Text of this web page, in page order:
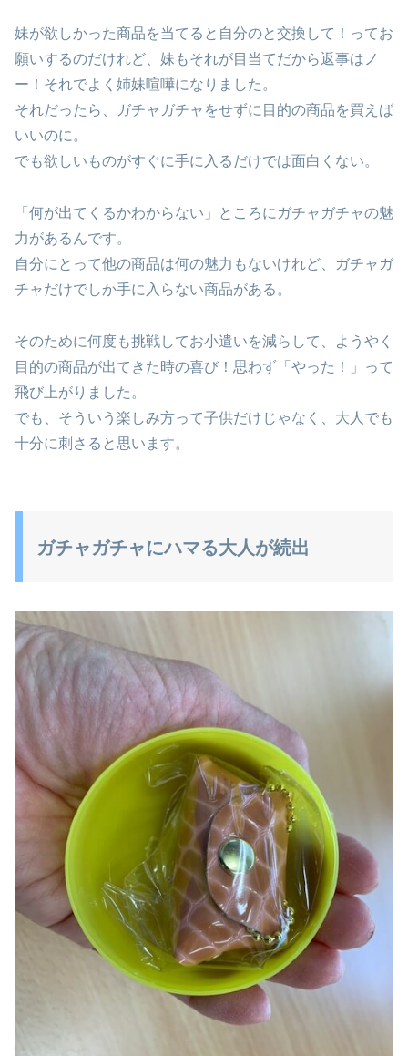
妹が欲しかった商品を当てると自分のと交換して！ってお
願いするのだけれど、妹もそれが目当てだから返事はノ
ー！それでよく姉妹喧嘩になりました。
それだったら、ガチャガチャをせずに目的の商品を買えば
いいのに。
でも欲しいものがすぐに手に入るだけでは面白くない。
「何が出てくるかわからない」ところにガチャガチャの魅
力があるんです。
自分にとって他の商品は何の魅力もないけれど、ガチャガ
チャだけでしか手に入らない商品がある。
そのために何度も挑戦してお小遣いを減らして、ようやく
目的の商品が出てきた時の喜び！思わず「やった！」って
飛び上がりました。
でも、そういう楽しみ方って子供だけじゃなく、大人でも
十分に刺さると思います。
ガチャガチャにハマる大人が続出